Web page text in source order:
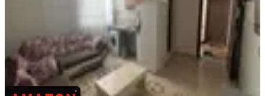
AMAZON GAYRİMENKUL AMAZON GAYRİMENKUL
Ara